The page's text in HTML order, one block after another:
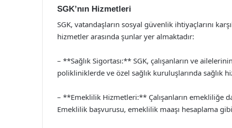
SGK’nın Hizmetleri
SGK, vatandaşların sosyal güvenlik ihtiyaçlarını
hizmetler arasında şunlar yer almaktadır:
– **Sağlık Sigortası:** SGK, çalışanların ve
polikliniklerde ve özel sağlık kuruluşlarında sağlık
– **Emeklilik Hizmetleri:** Çalışanların emekliliğe
Emeklilik başvurusu, emeklilik maaşı hesaplama